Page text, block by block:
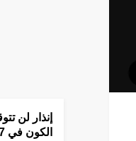
إنذار لن
الكون في 7 آب